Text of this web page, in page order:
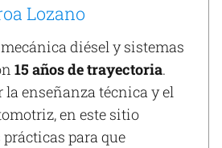
Lozano
diésel y sistemas
15 años de trayectoria.
la enseñanza técnica y el
en este sitio
para que